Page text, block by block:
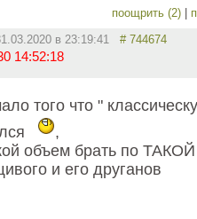
поощрить (2)
в 23:19:41 # 744674
14:52:18
того что "
,
объем брать по ТАКОЙ
и его друганов